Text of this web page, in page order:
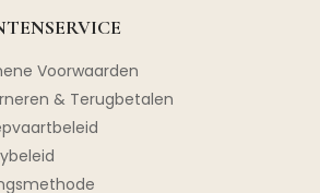
Voorwaarden
& Terugbetalen